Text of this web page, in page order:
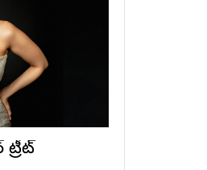
ట్రీట్